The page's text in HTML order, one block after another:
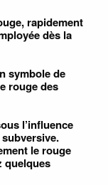
rapidement
dès la
symbole de
rouge des
l’influence
le rouge
quelques